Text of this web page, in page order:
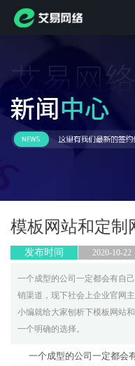
模板网站和定制
发布时间 2020-10-22
一个成型的公司一定都会有自
销渠道，现下社会上企业官网
小编就给大家刨析下模板网站
一个明确的选择。
一个成型的公司一定都会